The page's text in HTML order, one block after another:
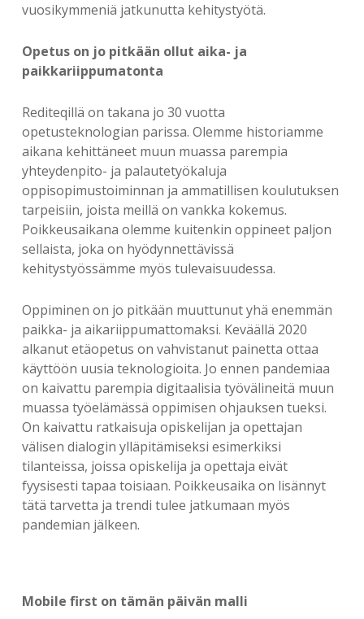
vuosikymmeniä jatkunutta kehitystyötä.
Opetus on jo pitkään ollut aika- ja
paikkariippumatonta
Rediteqillä on takana jo 30 vuotta
opetusteknologian parissa. Olemme historiamme
aikana kehittäneet muun muassa parempia
yhteydenpito- ja palautetyökaluja
oppisopimustoiminnan ja ammatillisen koulutuksen
tarpeisiin, joista meillä on vankka kokemus.
Poikkeusaikana olemme kuitenkin oppineet paljon
sellaista, joka on hyödynnettävissä
kehitystyössämme myös tulevaisuudessa.
Oppiminen on jo pitkään muuttunut yhä enemmän
paikka- ja aikariippumattomaksi. Keväällä 2020
alkanut etäopetus on vahvistanut painetta ottaa
käyttöön uusia teknologioita. Jo ennen pandemiaa
on kaivattu parempia digitaalisia työvälineitä muun
muassa työelämässä oppimisen ohjauksen tueksi.
On kaivattu ratkaisuja opiskelijan ja opettajan
välisen dialogin ylläpitämiseksi esimerkiksi
tilanteissa, joissa opiskelija ja opettaja eivät
fyysisesti tapaa toisiaan. Poikkeusaika on lisännyt
tätä tarvetta ja trendi tulee jatkumaan myös
pandemian jälkeen.
Mobile first on tämän päivän malli